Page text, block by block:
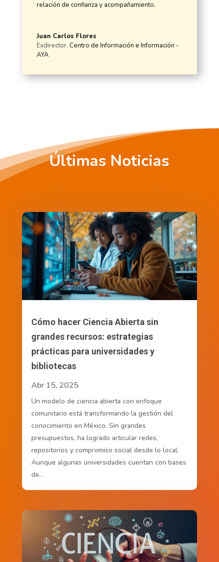
relación de confianza y acompañamiento.
Juan Carlos Flores
Exdirector, Centro de Información e Información -
AYA
Últimas Noticias
Cómo hacer Ciencia Abierta sin
grandes recursos: estrategias
prácticas para universidades y
bibliotecas
Abr 15, 2025
Un modelo de ciencia abierta con enfoque
comunitario está transformando la gestión del
conocimiento en México. Sin grandes
presupuestos, ha logrado articular redes,
repositorios y compromiso social desde lo local.
Aunque algunas universidades cuentan con bases
de...